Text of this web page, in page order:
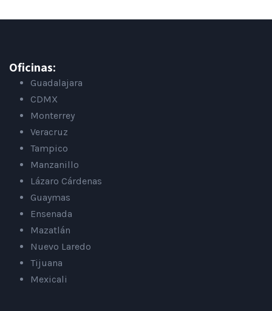
Oficinas:
Guadalajara
CDMX
Monterrey
Veracruz
Tampico
Manzanillo
Lázaro Cárdenas
Guaymas
Ensenada
Mazatlán
Nuevo Laredo
Tijuana
Mexicali